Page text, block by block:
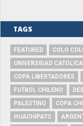
TAGS
FEATURED COLO
UNIVERSIDAD CATÓLICA
COPA LIBERTADORES
FUTBOL CHILENO
PALESTINO
COPA
HUACHIPATO